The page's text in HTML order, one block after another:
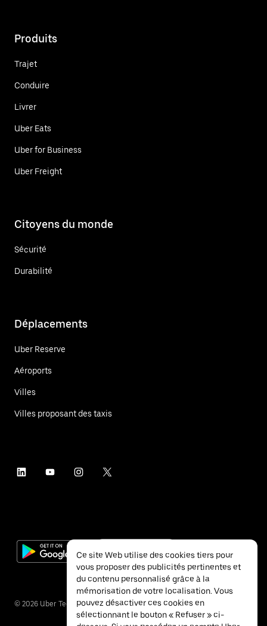
Produits
Trajet
Conduire
Livrer
Uber Eats
Uber for Business
Uber Freight
Citoyens du monde
Sécurité
Durabilité
Déplacements
Uber Reserve
Aéroports
Villes
Villes proposant des taxis
© 2026 Uber Technologies Inc.
Ce site Web utilise des cookies tiers pour
vous proposer des publicités pertinentes et
du contenu personnalisé grâce à la
mémorisation de votre localisation. Vous
pouvez désactiver ces cookies en
sélectionnant le bouton « Refuser » ci-